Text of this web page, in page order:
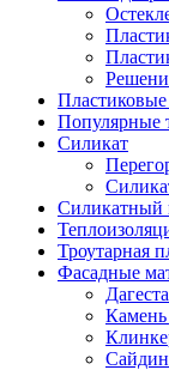
Пластиковые
Популярные
Силикат
Силикатный
Троутарная
Фасадные
Камень